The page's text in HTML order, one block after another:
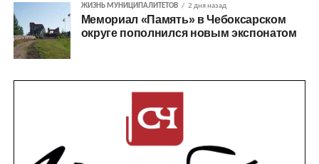
ЖИЗНЬ МУНИЦИПАЛИТЕТОВ 2 дня назад
Мемориал «Память» в Чебоксарском
округе пополнился новым экспонатом